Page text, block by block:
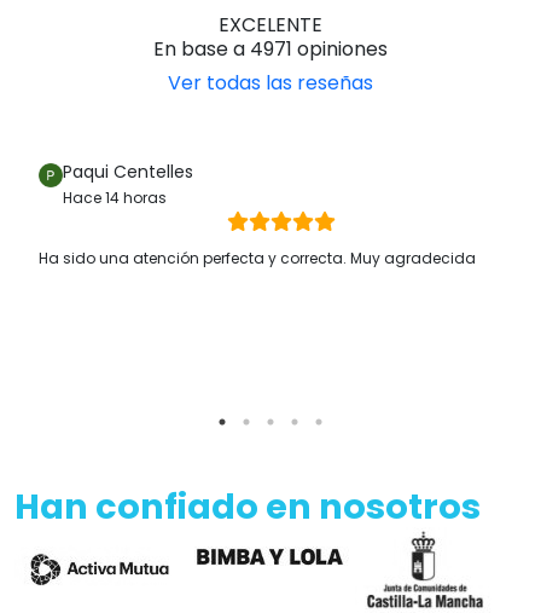
EXCELENTE
En base a 4971 opiniones
Ver todas las reseñas
Paqui Centelles
Hace 14 horas
Ha sido una atención perfecta y correcta. Muy agradecida
Han confiado en nosotros